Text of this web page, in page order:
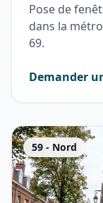
Pose de
dans la
69.
Demander
59 - Nord